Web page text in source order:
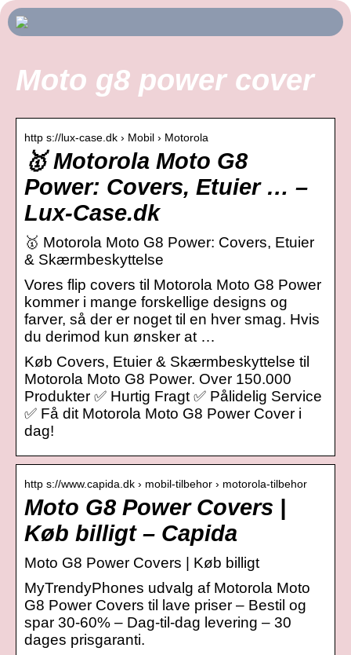
Moto g8 power cover
http s://lux-case.dk › Mobil › Motorola
🥇 Motorola Moto G8
Power: Covers, Etuier … –
Lux-Case.dk
🥇 Motorola Moto G8 Power: Covers, Etuier
& Skærmbeskyttelse
Vores flip covers til Motorola Moto G8 Power
kommer i mange forskellige designs og
farver, så der er noget til en hver smag. Hvis
du derimod kun ønsker at …
Køb Covers, Etuier & Skærmbeskyttelse til
Motorola Moto G8 Power. Over 150.000
Produkter ✅ Hurtig Fragt ✅ Pålidelig Service
✅ Få dit Motorola Moto G8 Power Cover i
dag!
http s://www.capida.dk › mobil-tilbehor › motorola-tilbehor
Moto G8 Power Covers |
Køb billigt – Capida
Moto G8 Power Covers | Køb billigt
MyTrendyPhones udvalg af Motorola Moto
G8 Power Covers til lave priser – Bestil og
spar 30-60% – Dag-til-dag levering – 30
dages prisgaranti.